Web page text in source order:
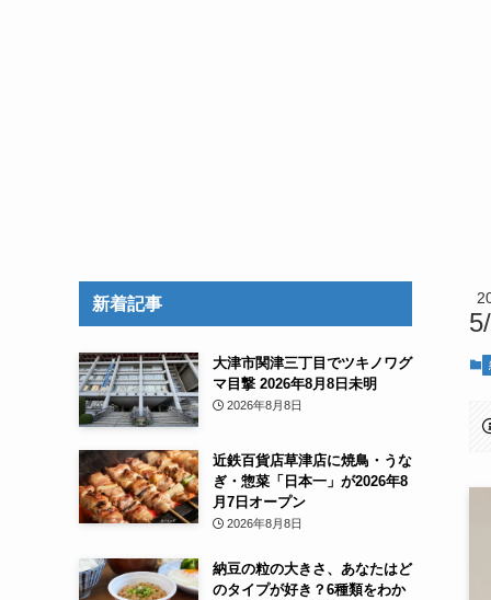
新着記事
大津市関津三丁目でツキノワグ
マ目撃 2026年8月8日未明
2026年8月8日
近鉄百貨店草津店に焼鳥・うな
ぎ・惣菜「日本一」が2026年8
月7日オープン
2026年8月8日
納豆の粒の大きさ、あなたはど
のタイプが好き？6種類をわか